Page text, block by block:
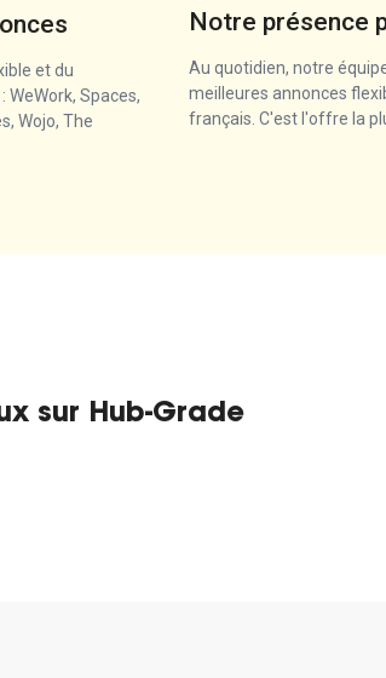
et du
Spaces,
Wojo, The
Notre présence
Au quotidien, notre
meilleures annonces
français. C'est l'offre la
sur Hub-Grade